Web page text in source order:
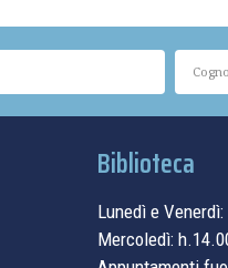
Biblioteca
Lunedì e
Mercoledì: